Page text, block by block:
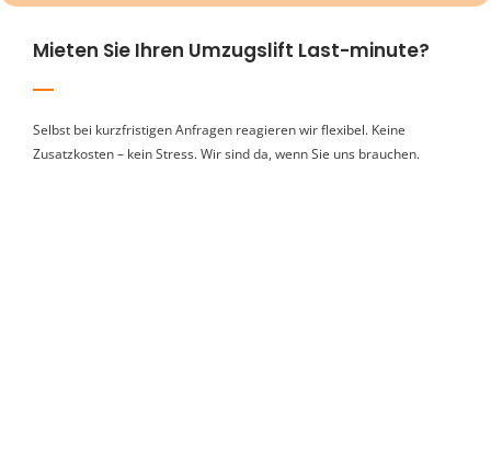
Mieten Sie Ihren Umzugslift Last-minute?
Selbst bei kurzfristigen Anfragen reagieren wir flexibel. Keine
Zusatzkosten – kein Stress. Wir sind da, wenn Sie uns brauchen.